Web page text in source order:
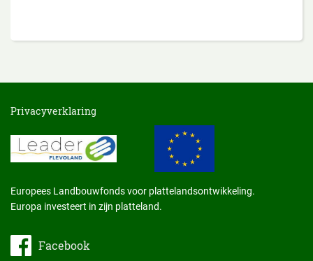
Privacyverklaring
Europees Landbouwfonds voor plattelandsontwikkeling.
Europa investeert in zijn platteland.
Facebook